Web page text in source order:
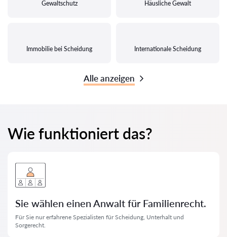
Gewaltschutz Häusliche Gewalt
Immobilie bei Scheidung Internationale Scheidung
Alle anzeigen
Wie funktioniert das?
Sie wählen einen Anwalt für Familienrecht.
Für Sie nur erfahrene Spezialisten für Scheidung, Unterhalt und
Sorgerecht.